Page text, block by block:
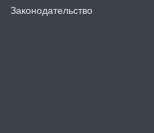
Законодательство